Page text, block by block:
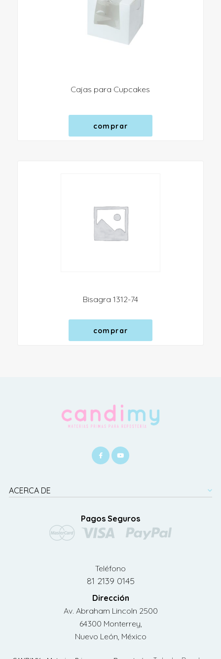
Cajas para Cupcakes
comprar
Bisagra 1312-74
comprar
ACERCA DE
Pagos Seguros
Teléfono
81 2139 0145
Dirección
Av. Abraham Lincoln 2500
64300 Monterrey,
Nuevo León, México